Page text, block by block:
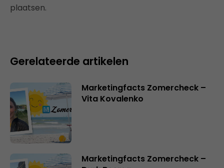
plaatsen.
Gerelateerde artikelen
Marketingfacts Zomercheck –
Vita Kovalenko
Marketingfacts Zomercheck –